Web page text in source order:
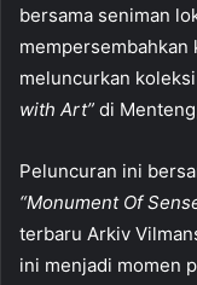
bersama seniman
mempersembahkan
meluncurkan
with Art” di
Peluncuran ini
“Monument Of
terbaru Arkiv
ini menjadi momen